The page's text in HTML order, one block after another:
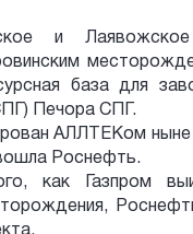
и
база для
Печора СПГ.
АЛЛТЕКом
Роснефть.
как Газпром